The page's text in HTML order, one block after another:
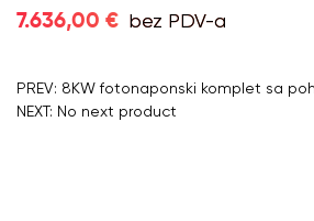
7.636,00 € bez PDV-a
PREV: 8KW fotonaponski komplet sa
NEXT: No next product